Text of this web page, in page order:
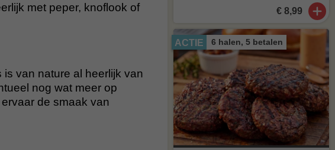
met peper, knoflook of
van nature al heerlijk van
nog wat meer op
de smaak van
€ 8,99
ACTIE 6 halen, 5 betalen